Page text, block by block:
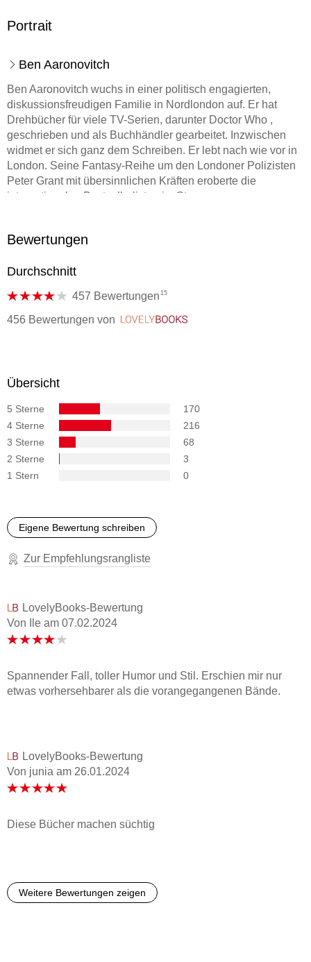
Portrait
Ben Aaronovitch
Ben Aaronovitch wuchs in einer politisch engagierten,
diskussionsfreudigen Familie in Nordlondon auf. Er hat
Drehbücher für viele TV-Serien, darunter Doctor Who ,
geschrieben und als Buchhändler gearbeitet. Inzwischen
widmet er sich ganz dem Schreiben. Er lebt nach wie vor in
London. Seine Fantasy-Reihe um den Londoner Polizisten
Peter Grant mit übersinnlichen Kräften eroberte die
internationalen Bestsellerlisten im Sturm.
Bewertungen
Durchschnitt
457 Bewertungen 15
456 Bewertungen von
Übersicht
5 Sterne
170
4 Sterne
216
3 Sterne
68
2 Sterne
3
1 Stern
0
Eigene Bewertung schreiben
Zur Empfehlungsrangliste
LovelyBooks-Bewertung
Von Ile am 07.02.2024
Spannender Fall, toller Humor und Stil. Erschien mir nur
etwas vorhersehbarer als die vorangegangenen Bände.
LovelyBooks-Bewertung
Von junia am 26.01.2024
Diese Bücher machen süchtig
Weitere Bewertungen zeigen